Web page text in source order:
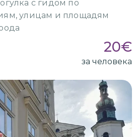
с гидом по
улицам и площадям
20€
за человека